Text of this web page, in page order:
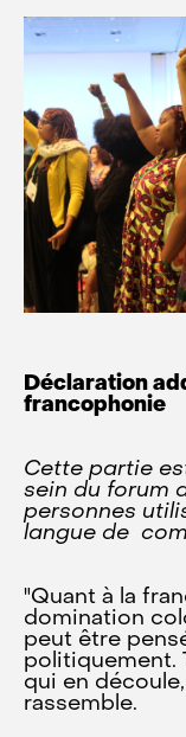
Déclaration
francophonie
Cette partie
sein du forum
personnes
langue de
"Quant à la
domination
peut être
politiquement.
qui en
rassemble.